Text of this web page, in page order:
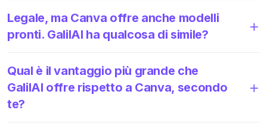
Legale, ma Canva offre anche modelli
pronti. GalilAI ha qualcosa di simile?
Qual è il vantaggio più grande che
GalilAI offre rispetto a Canva, secondo
te?